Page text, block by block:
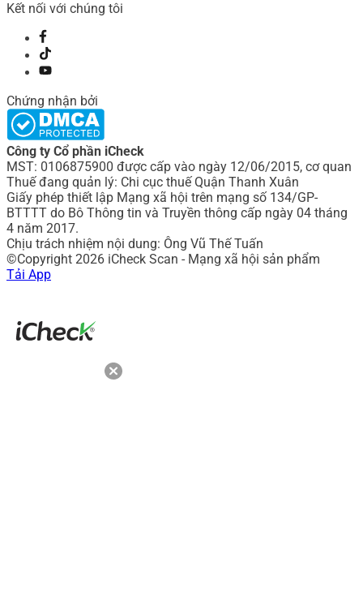
Kết nối với chúng tôi
Chứng nhận bởi
Công ty Cổ phần iCheck
MST: 0106875900 được cấp vào ngày 12/06/2015, cơ quan
Thuế đang quản lý: Chi cục thuế Quận Thanh Xuân
Giấy phép thiết lập Mạng xã hội trên mạng số 134/GP-
BTTTT do Bô Thông tin và Truyền thông cấp ngày 04 tháng
4 năm 2017.
Chịu trách nhiệm nội dung: Ông Vũ Thế Tuấn
©Copyright 2026 iCheck Scan - Mạng xã hội sản phẩm
Tải App